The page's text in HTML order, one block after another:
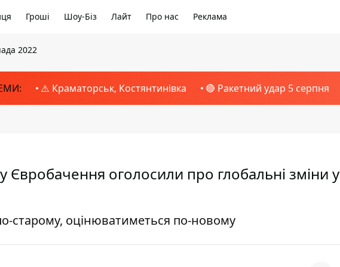
Гроші Шоу-Біз Лайт Про нас Реклама
2022
⚠️ Краматорськ, Костянтинівка 🔴 Ракетний удар 5 серпня
Євробачення оголосили про глобальні зміни у
старому, оцінюватиметься по-новому